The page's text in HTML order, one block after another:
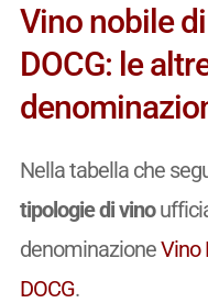
Vino nobile
DOCG: le
Nella tabella che
tipologie di vino
denominazioneVino
DOCG.